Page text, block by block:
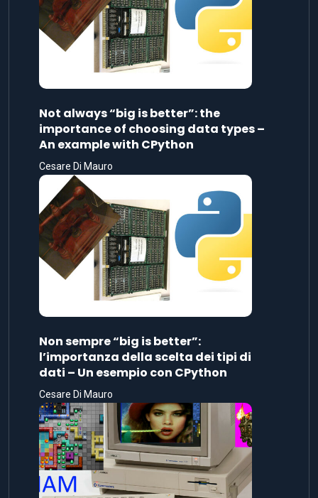
Not always “big is better”: the
importance of choosing data types –
An example with CPython
Cesare Di Mauro
Non sempre “big is better”:
l’importanza della scelta dei tipi di
dati – Un esempio con CPython
Cesare Di Mauro